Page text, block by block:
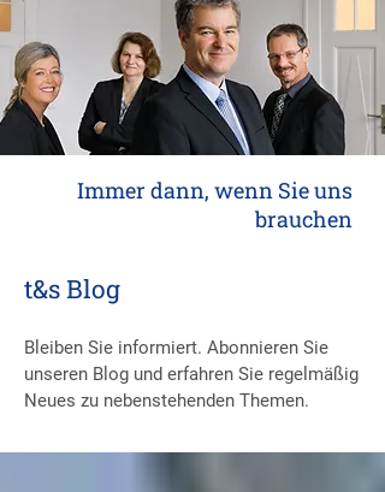
Immer dann, wenn Sie uns
brauchen
t&s Blog
Bleiben Sie informiert. Abonnieren Sie
unseren Blog und erfahren Sie regelmäßig
Neues zu nebenstehenden Themen.